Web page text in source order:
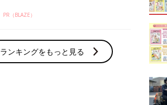
PR（BLAZE）
ランキングをもっと見る